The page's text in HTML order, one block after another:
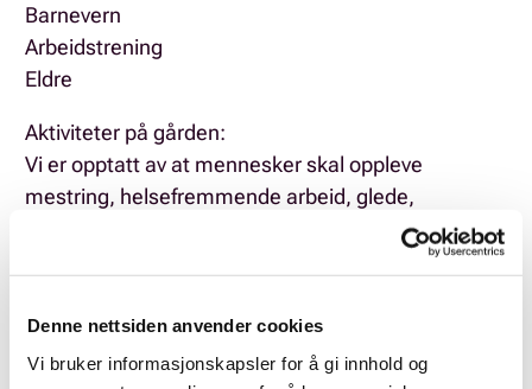
Denne nettsiden anvender cookies
Vi bruker informasjonskapsler for å gi innhold og
Barnevern
Arbeidstrening
Eldre
Aktiviteter på gården:
Vi er opptatt av at mennesker skal oppleve
mestring, helsefremmende arbeid, glede,
Aktiviteten i tjenestetilbudet er knyttet opp til
gården, dyrene, livet og arbeidet der. Vi følger